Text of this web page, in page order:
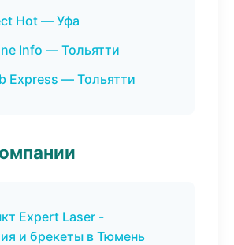
Hot — Уфа
Info — Тольятти
Express — Тольятти
Expert Laser -
и брекеты в Тюмень